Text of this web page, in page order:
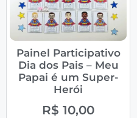
Painel Participativo
Dia dos Pais – Meu
Papai é um Super-
Herói
R$ 10,00